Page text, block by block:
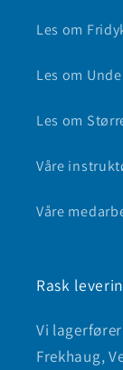
Les om
Les om
Les om
Våre
Våre
Rask
Vi
Frekhaug,